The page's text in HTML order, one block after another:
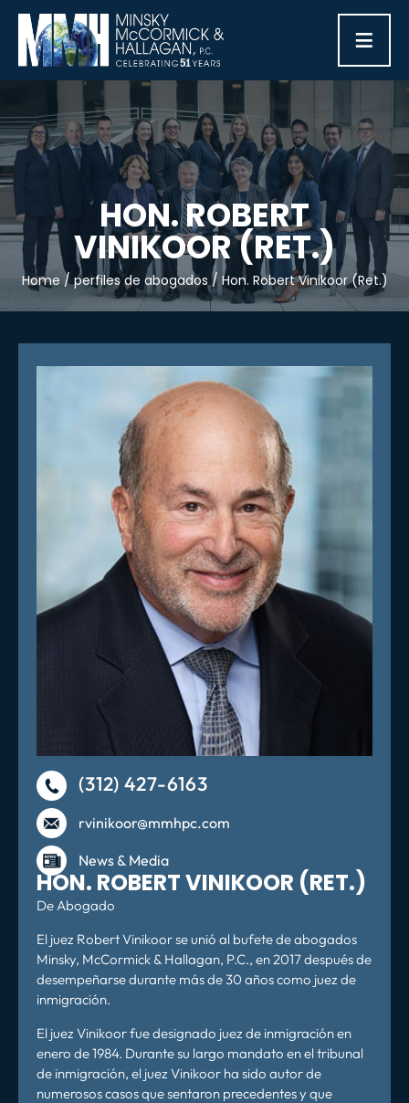
≡
HON. ROBERT
VINIKOOR (RET.)
Home /perfiles de abogados / Hon. Robert Vinikoor (Ret.)
(312) 427-6163
rvinikoor@mmhpc.com
News & Media
HON. ROBERT VINIKOOR (RET.)
De Abogado
El juez Robert Vinikoor se unió al bufete de abogados
Minsky, McCormick & Hallagan, P.C., en 2017 después de
desempeñarse durante más de 30 años como juez de
inmigración.
El juez Vinikoor fue designado juez de inmigración en
enero de 1984. Durante su largo mandato en el tribunal
de inmigración, el juez Vinikoor ha sido autor de
numerosos casos que sentaron precedentes y que